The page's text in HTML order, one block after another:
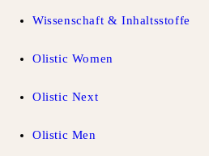
Wissenschaft & Inhaltsstoffe
Olistic Women
Olistic Next
Olistic Men